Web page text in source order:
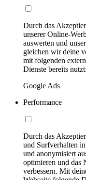
Durch das
unserer Online-
auswerten und
gleichen wir deine
mit folgenden
Dienste bereits nutzt:
Google Ads
Performance
Durch das
und Surfverhalten
und anonymisiert
optimieren und das
verbessern. Mit